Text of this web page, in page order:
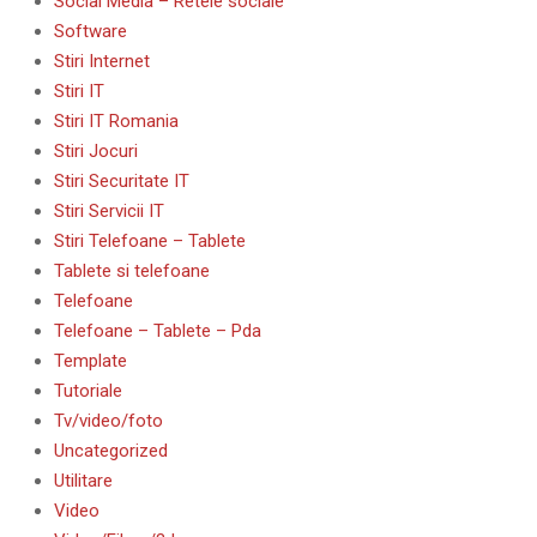
Software
Stiri Internet
Stiri IT
Stiri IT Romania
Stiri Jocuri
Stiri Securitate IT
Stiri Servicii IT
Stiri Telefoane – Tablete
Tablete si telefoane
Telefoane
Telefoane – Tablete – Pda
Template
Tutoriale
Tv/video/foto
Uncategorized
Utilitare
Video